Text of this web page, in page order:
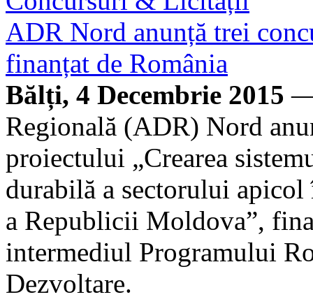
ADR Nord anunță trei
finanțat de România
Bălți, 4 Decembrie 2015 —
Regională (ADR) Nord
proiectului „Crearea
durabilă a sectorului
a Republicii Moldova”,
intermediul Programului
Dezvoltare.